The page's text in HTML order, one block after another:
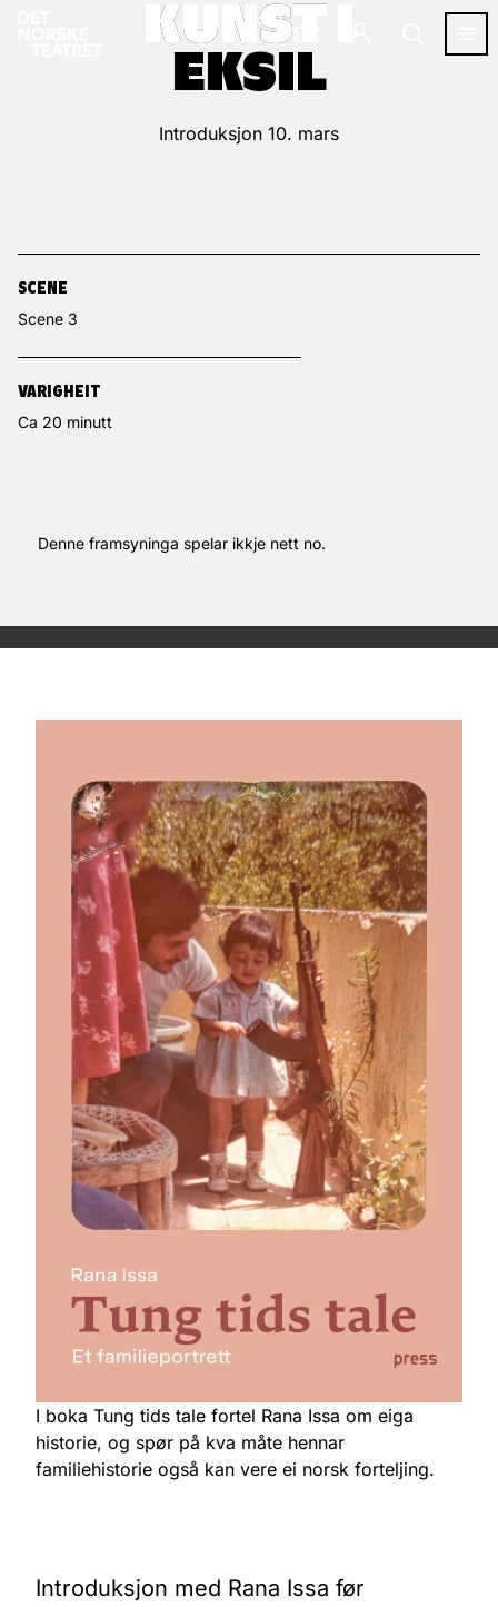
KUNST I
EKSIL
KUNST I
EKSIL
Introduksjon 10. mars
SCENE
Scene 3
VARIGHEIT
Ca 20 minutt
Denne framsyninga spelar ikkje nett no.
I boka Tung tids tale fortel Rana Issa om eiga
historie, og spør på kva måte hennar
familiehistorie også kan vere ei norsk forteljing.
Introduksjon med Rana Issa før